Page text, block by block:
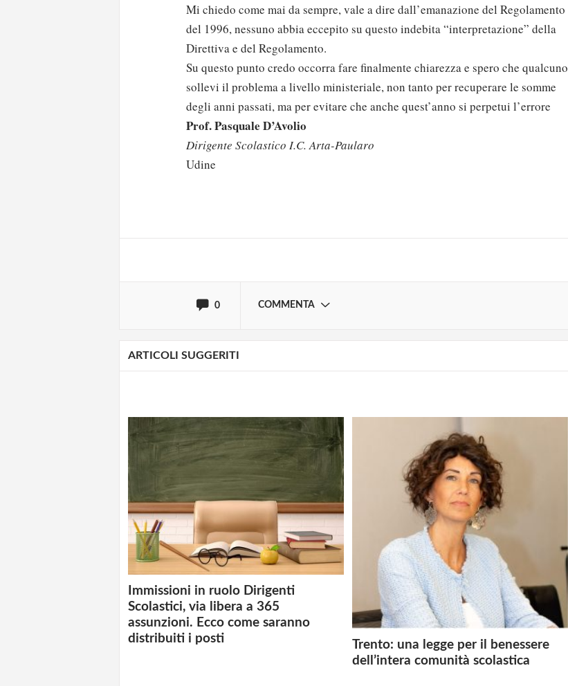
Mi chiedo come mai da sempre, vale a dire dall’emanazione del Regolamento
del 1996, nessuno abbia eccepito su questo indebita “interpretazione” della
Direttiva e del Regolamento.
Su questo punto credo occorra fare finalmente chiarezza e spero che qualcuno
sollevi il problema a livello ministeriale, non tanto per recuperare le somme
degli anni passati, ma per evitare che anche quest’anno si perpetui l’errore
Prof. Pasquale D’Avolio
Dirigente Scolastico I.C. Arta-Paularo
Udine
0 COMMENTA
Solo gli utenti registrati possono commentare!
ARTICOLI SUGGERITI
Immissioni in ruolo Dirigenti
Scolastici, via libera a 365
assunzioni. Ecco come saranno
distribuiti i posti
Trento: una legge per il benessere
dell’intera comunità scolastica